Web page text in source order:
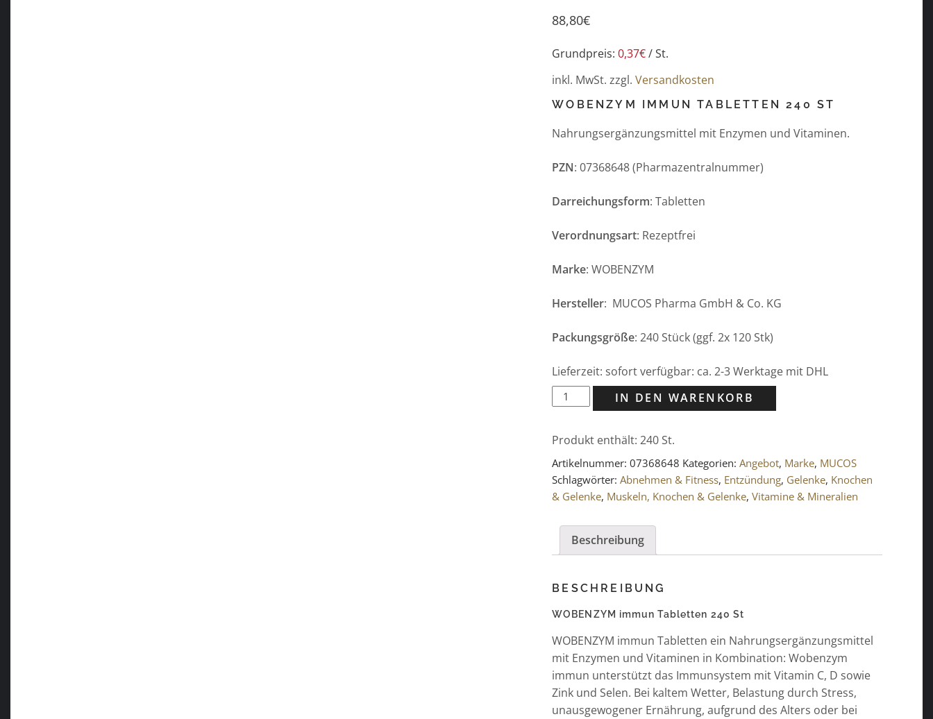
88,80€
Grundpreis:0,37€/St.
inkl. MwSt. zzgl.Versandkosten
WOBENZYM IMMUN TABLETTEN 240 ST
Nahrungsergänzungsmittel mit Enzymen und Vitaminen.
PZN: 07368648 (Pharmazentralnummer)
Darreichungsform: Tabletten
Verordnungsart: Rezeptfrei
Marke: WOBENZYM
Hersteller: MUCOS Pharma GmbH & Co. KG
Packungsgröße: 240 Stück (ggf. 2x 120 Stk)
Lieferzeit: sofort verfügbar: ca. 2-3 Werktage mit DHL
WOBENZYM
immun
240
St
Menge
IN DEN WARENKORB
Produkt enthält: 240 St.
Artikelnummer:07368648 Kategorien:Angebot, Marke, MUCOS
Schlagwörter:Abnehmen & Fitness, Entzündung, Gelenke, Knochen
& Gelenke, Muskeln, Knochen & Gelenke,Vitamine & Mineralien
Beschreibung
BESCHREIBUNG
WOBENZYM immun Tabletten 240 St
WOBENZYM immun Tabletten ein Nahrungsergänzungsmittel
mit Enzymen und Vitaminen in Kombination: Wobenzym
immun unterstützt das Immunsystem mit Vitamin C, D sowie
Zink und Selen. Bei kaltem Wetter, Belastung durch Stress,
unausgewogener Ernährung, aufgrund des Alters oder bei